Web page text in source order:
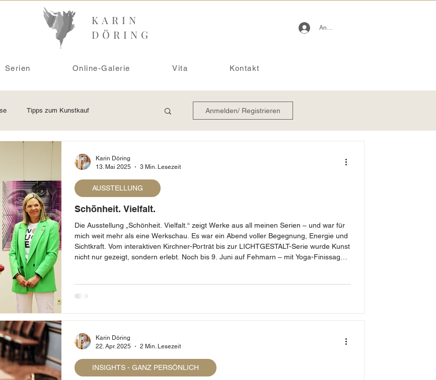
KARIN
DÖRING
Anmelden
Serien Online-Galerie Vita Kontakt
Tipps zum Kunstkauf Anmelden/ Registrieren
Schönheit. Vielfalt.
Die Ausstellung „Schönheit. Vielfalt.“ zeigt Werke aus all meinen Serien – und war für
mich weit mehr als eine Werkschau. Es war ein Abend voller Begegnung, Energie und
Sichtkraft. Vom interaktiven Kirchner-Porträt bis zur LICHTGESTALT-Serie wurde Kunst
nicht nur gezeigt, sondern erlebt. Noch bis 9. Juni auf Fehmarn – mit Yoga-Finissage
AUSSTELLUNG
Karin Döring
13. Mai 2025
3 Min. Lesezeit
INSIGHTS - GANZ PERSÖNLICH
Karin Döring
22. Apr. 2025
2 Min. Lesezeit